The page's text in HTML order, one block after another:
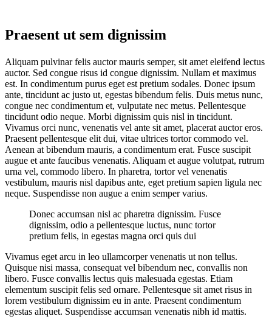
Praesent ut sem dignissim
Aliquam pulvinar felis auctor mauris semper, sit amet eleifend lectus
auctor. Sed congue risus id congue dignissim. Nullam et maximus
est. In condimentum purus eget est pretium sodales. Donec ipsum
ante, tincidunt ac justo ut, egestas bibendum felis. Duis metus nunc,
congue nec condimentum et, vulputate nec metus. Pellentesque
tincidunt odio neque. Morbi dignissim quis nisl in tincidunt.
Vivamus orci nunc, venenatis vel ante sit amet, placerat auctor eros.
Praesent pellentesque elit dui, vitae ultrices tortor commodo vel.
Aenean at bibendum mauris, a condimentum erat. Fusce suscipit
augue et ante faucibus venenatis. Aliquam et augue volutpat, rutrum
urna vel, commodo libero. In pharetra, tortor vel venenatis
vestibulum, mauris nisl dapibus ante, eget pretium sapien ligula nec
neque. Suspendisse non augue a enim semper varius.
Donec accumsan nisl ac pharetra dignissim. Fusce
dignissim, odio a pellentesque luctus, nunc tortor
pretium felis, in egestas magna orci quis dui
Vivamus eget arcu in leo ullamcorper venenatis ut non tellus.
Quisque nisi massa, consequat vel bibendum nec, convallis non
libero. Fusce convallis lectus quis malesuada egestas. Etiam
elementum suscipit felis sed ornare. Pellentesque sit amet risus in
lorem vestibulum dignissim eu in ante. Praesent condimentum
egestas aliquet. Suspendisse accumsan venenatis nibh id mattis.